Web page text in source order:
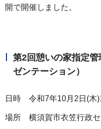
開で開催しました。
第2回憩いの家指定
ゼンテーション）
日時 令和7年10月2日(木
場所 横須賀市衣笠行政セ